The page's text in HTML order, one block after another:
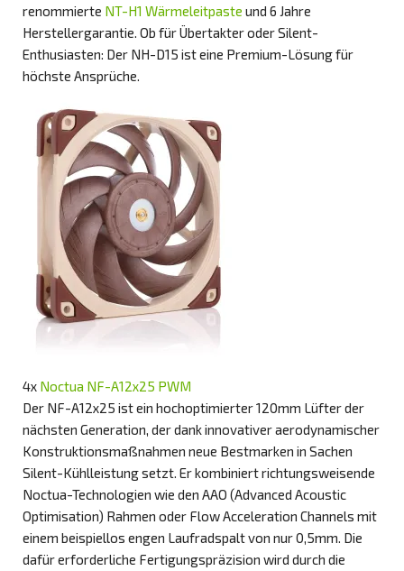
renommierte NT-H1 Wärmeleitpaste und 6 Jahre
Herstellergarantie. Ob für Übertakter oder Silent-
Enthusiasten: Der NH-D15 ist eine Premium-Lösung für
höchste Ansprüche.
4x Noctua NF-A12x25 PWM
Der NF-A12x25 ist ein hochoptimierter 120mm Lüfter der
nächsten Generation, der dank innovativer aerodynamischer
Konstruktionsmaßnahmen neue Bestmarken in Sachen
Silent-Kühlleistung setzt. Er kombiniert richtungsweisende
Noctua-Technologien wie den AAO (Advanced Acoustic
Optimisation) Rahmen oder Flow Acceleration Channels mit
einem beispiellos engen Laufradspalt von nur 0,5mm. Die
dafür erforderliche Fertigungspräzision wird durch die